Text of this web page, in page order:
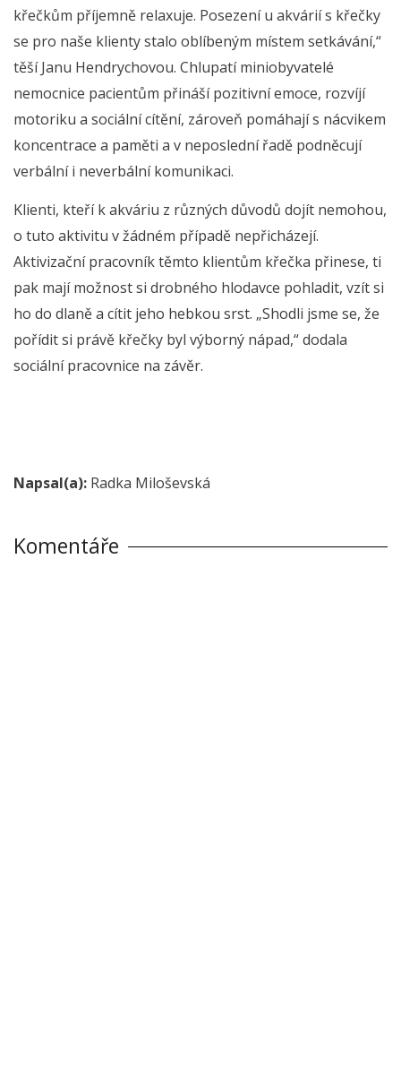
křečkům příjemně relaxuje. Posezení u akvárií s křečky
se pro naše klienty stalo oblíbeným místem setkávání,“
těší Janu Hendrychovou. Chlupatí miniobyvatelé
nemocnice pacientům přináší pozitivní emoce, rozvíjí
motoriku a sociální cítění, zároveň pomáhají s nácvikem
koncentrace a paměti a v neposlední řadě podněcují
verbální i neverbální komunikaci.
Klienti, kteří k akváriu z různých důvodů dojít nemohou,
o tuto aktivitu v žádném případě nepřicházejí.
Aktivizační pracovník těmto klientům křečka přinese, ti
pak mají možnost si drobného hlodavce pohladit, vzít si
ho do dlaně a cítit jeho hebkou srst. „Shodli jsme se, že
pořídit si právě křečky byl výborný nápad,“ dodala
sociální pracovnice na závěr.
Napsal(a): Radka Miloševská
Komentáře